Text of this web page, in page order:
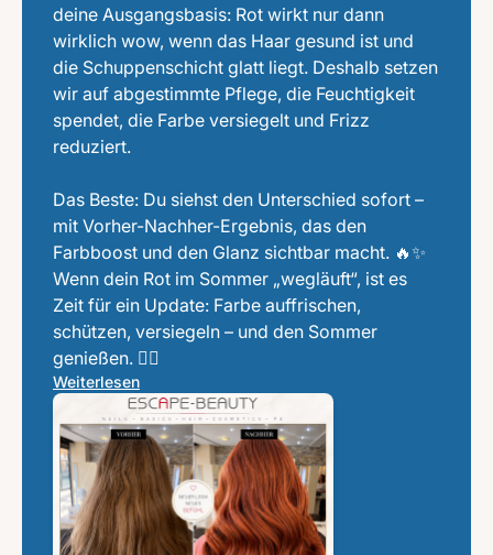
deine Ausgangsbasis: Rot wirkt nur dann
wirklich wow, wenn das Haar gesund ist und
die Schuppenschicht glatt liegt. Deshalb setzen
wir auf abgestimmte Pflege, die Feuchtigkeit
spendet, die Farbe versiegelt und Frizz
reduziert.
Das Beste: Du siehst den Unterschied sofort –
mit Vorher-Nachher-Ergebnis, das den
Farbboost und den Glanz sichtbar macht. 🔥✨
Wenn dein Rot im Sommer „wegläuft“, ist es
Zeit für ein Update: Farbe auffrischen,
schützen, versiegeln – und den Sommer
genießen. 💆‍♀️
Weiterlesen